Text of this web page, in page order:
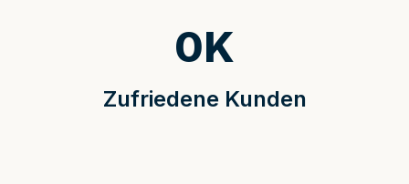
Zufriedene Kunden
0K